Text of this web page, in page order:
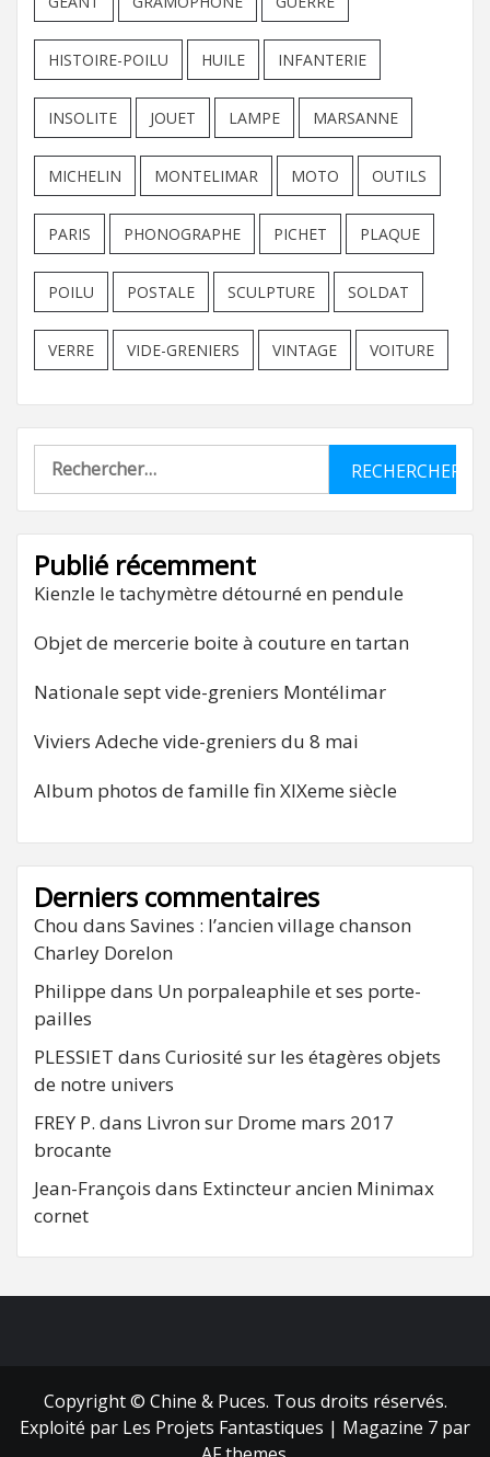
HISTOIRE-POILU HUILE INFANTERIE
INSOLITE JOUET LAMPE MARSANNE
MICHELIN MONTELIMAR MOTO OUTILS
PARIS PHONOGRAPHE PICHET PLAQUE
POILU POSTALE SCULPTURE SOLDAT
VERRE VIDE-GRENIERS VINTAGE VOITURE
Rechercher :
Publié récemment
Kienzle le tachymètre détourné en pendule
Objet de mercerie boite à couture en tartan
Nationale sept vide-greniers Montélimar
Viviers Adeche vide-greniers du 8 mai
Album photos de famille fin XIXeme siècle
Derniers commentaires
Chou dans Savines : l’ancien village chanson
Charley Dorelon
Philippe dans Un porpaleaphile et ses porte-
pailles
PLESSIET dans Curiosité sur les étagères objets
de notre univers
FREY P. dans Livron sur Drome mars 2017
brocante
Jean-François dans Extincteur ancien Minimax
cornet
Copyright © Chine & Puces. Tous droits réservés.
Exploité par Les Projets Fantastiques | Magazine 7 par